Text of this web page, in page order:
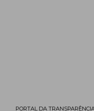
PORTAL DA